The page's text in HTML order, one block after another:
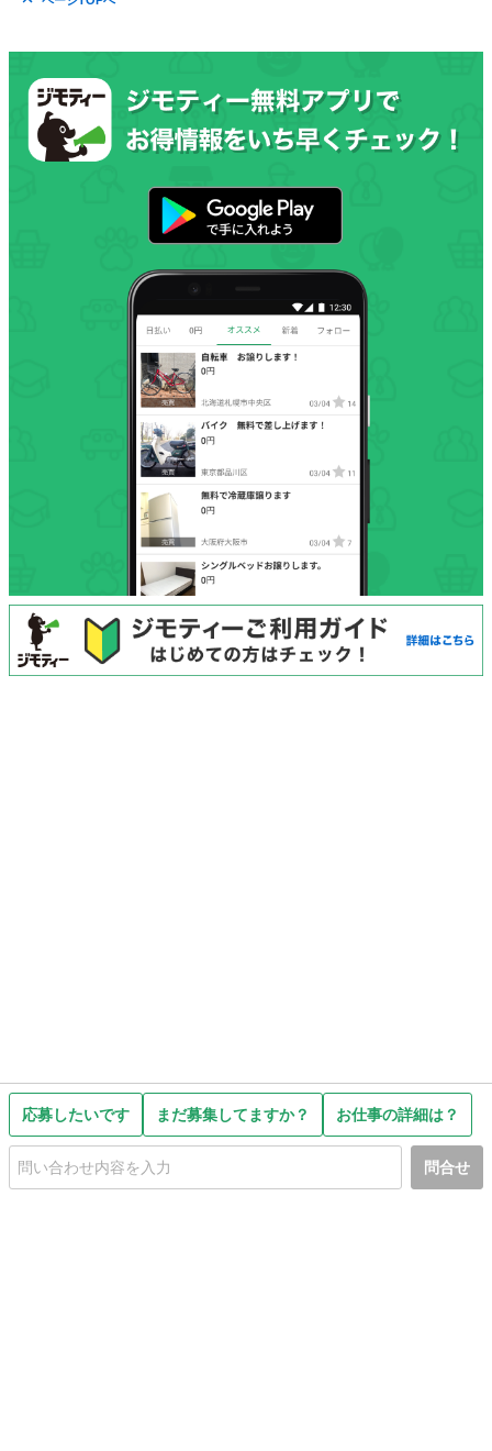
応募したいです まだ募集してますか？ お仕事の詳細は？
問合せ